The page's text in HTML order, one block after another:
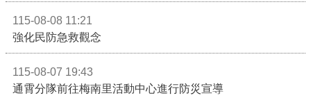
115-08-08 11:21
強化民防急救觀念
115-08-07 19:43
通霄分隊前往梅南里活動中心進行防災宣導